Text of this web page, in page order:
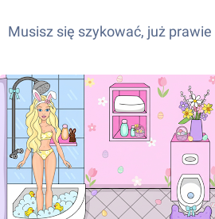
Musisz się szykować, już